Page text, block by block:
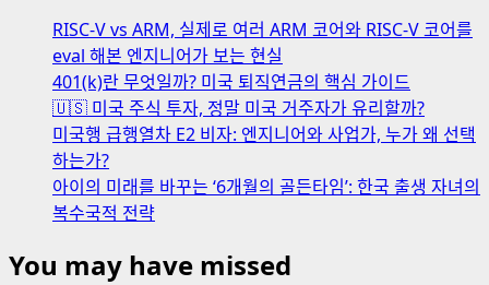
RISC-V vs ARM, 실제로 여러 ARM 코어와 RISC-V 코어를
eval 해본 엔지니어가 보는 현실
401(k)란 무엇일까? 미국 퇴직연금의 핵심 가이드
🇺🇸 미국 주식 투자, 정말 미국 거주자가 유리할까?
미국행 급행열차 E2 비자: 엔지니어와 사업가, 누가 왜 선택
하는가?
아이의 미래를 바꾸는 ‘6개월의 골든타임’: 한국 출생 자녀의
복수국적 전략
You may have missed